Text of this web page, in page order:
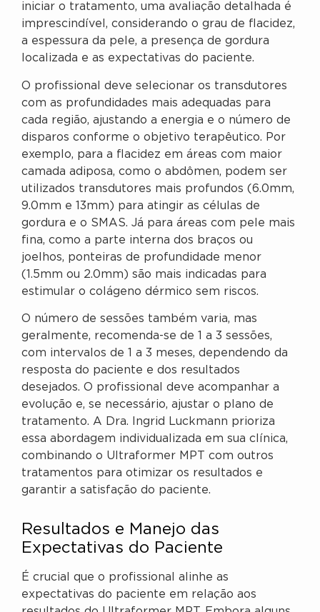
iniciar o tratamento, uma avaliação detalhada é
imprescindível, considerando o grau de flacidez,
a espessura da pele, a presença de gordura
localizada e as expectativas do paciente.
O profissional deve selecionar os transdutores
com as profundidades mais adequadas para
cada região, ajustando a energia e o número de
disparos conforme o objetivo terapêutico. Por
exemplo, para a flacidez em áreas com maior
camada adiposa, como o abdômen, podem ser
utilizados transdutores mais profundos (6.0mm,
9.0mm e 13mm) para atingir as células de
gordura e o SMAS. Já para áreas com pele mais
fina, como a parte interna dos braços ou
joelhos, ponteiras de profundidade menor
(1.5mm ou 2.0mm) são mais indicadas para
estimular o colágeno dérmico sem riscos.
O número de sessões também varia, mas
geralmente, recomenda-se de 1 a 3 sessões,
com intervalos de 1 a 3 meses, dependendo da
resposta do paciente e dos resultados
desejados. O profissional deve acompanhar a
evolução e, se necessário, ajustar o plano de
tratamento. A Dra. Ingrid Luckmann prioriza
essa abordagem individualizada em sua clínica,
combinando o Ultraformer MPT com outros
tratamentos para otimizar os resultados e
garantir a satisfação do paciente.
Resultados e Manejo das
Expectativas do Paciente
É crucial que o profissional alinhe as
expectativas do paciente em relação aos